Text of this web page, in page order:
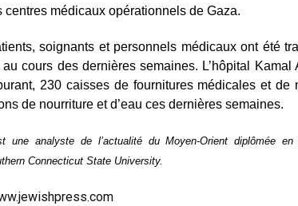
centres médicaux opérationnels de Gaza.
soignants et personnels médicaux ont été
cours des dernières semaines. L’hôpital
230 caisses de fournitures médicales et de
de nourriture et d’eau ces dernières semaines.
une analyste de l’actualité du Moyen-Orient diplômée
Connecticut State University.